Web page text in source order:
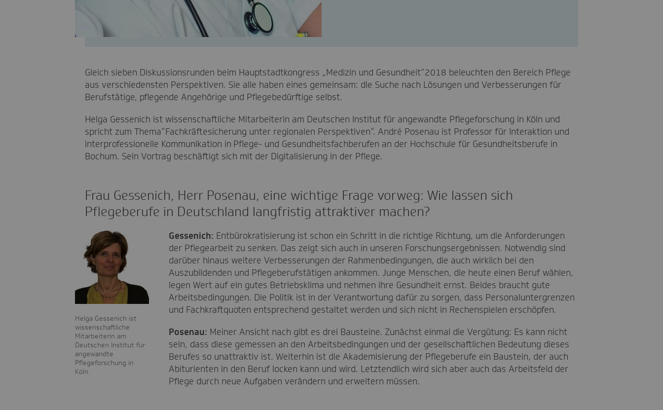
Gleich sieben Diskussionsrunden beim Hauptstadtkongress „Medizin und Gesundheit“2018 beleuchten den Bereich Pflege
aus verschiedensten Perspektiven. Sie alle haben eines gemeinsam: die Suche nach Lösungen und Verbesserungen für
Berufstätige, pflegende Angehörige und Pflegebedürftige selbst.
Helga Gessenich ist wissenschaftliche Mitarbeiterin am Deutschen Institut für angewandte Pflegeforschung in Köln und
spricht zum Thema“Fachkräftesicherung unter regionalen Perspektiven“. André Posenau ist Professor für Interaktion und
interprofessionelle Kommunikation in Pflege- und Gesundheitsfachberufen an der Hochschule für Gesundheitsberufe in
Bochum. Sein Vortrag beschäftigt sich mit der Digitalisierung in der Pflege.
Frau Gessenich, Herr Posenau, eine wichtige Frage vorweg: Wie lassen sich
Pflegeberufe in Deutschland langfristig attraktiver machen?
Helga Gessenich ist
wissenschaftliche
Mitarbeiterin am
Deutschen Institut für
angewandte
Pflegeforschung in
Köln.
Gessenich: Entbürokratisierung ist schon ein Schritt in die richtige Richtung, um die Anforderungen
der Pflegearbeit zu senken. Das zeigt sich auch in unseren Forschungsergebnissen. Notwendig sind
darüber hinaus weitere Verbesserungen der Rahmenbedingungen, die auch wirklich bei den
Auszubildenden und Pflegeberufstätigen ankommen. Junge Menschen, die heute einen Beruf wählen,
legen Wert auf ein gutes Betriebsklima und nehmen ihre Gesundheit ernst. Beides braucht gute
Arbeitsbedingungen. Die Politik ist in der Verantwortung dafür zu sorgen, dass Personaluntergrenzen
und Fachkraftquoten entsprechend gestaltet werden und sich nicht in Rechenspielen erschöpfen.
Posenau: Meiner Ansicht nach gibt es drei Bausteine. Zunächst einmal die Vergütung: Es kann nicht
sein, dass diese gemessen an den Arbeitsbedingungen und der gesellschaftlichen Bedeutung dieses
Berufes so unattraktiv ist. Weiterhin ist die Akademisierung der Pflegeberufe ein Baustein, der auch
Abiturienten in den Beruf locken kann und wird. Letztendlich wird sich aber auch das Arbeitsfeld der
Pflege durch neue Aufgaben verändern und erweitern müssen.